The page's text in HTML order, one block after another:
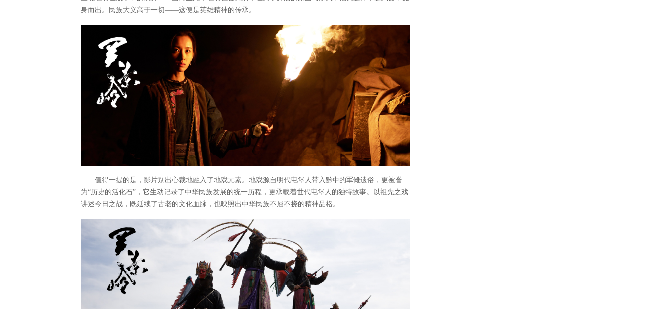
身而出。民族大义高于一切——这便是英雄精神的传承。
值得一提的是，影片别出心裁地融入了地戏元素。地戏源自明代屯堡人带入黔中的军傩遗俗，更被誉
为“历史的活化石”，它生动记录了中华民族发展的统一历程，更承载着世代屯堡人的独特故事。以祖先之戏
讲述今日之战，既延续了古老的文化血脉，也映照出中华民族不屈不挠的精神品格。